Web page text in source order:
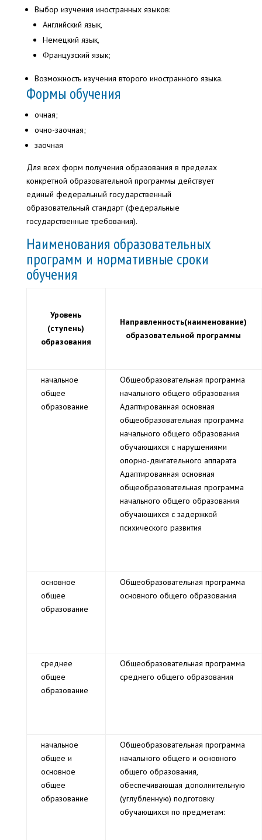
Выбор изучения иностранных языков:
Английский язык,
Немецкий язык,
Французский язык;
Возможность изучения второго иностранного языка.
Формы обучения
очная;
очно-заочная;
заочная
Для всех форм получения образования в пределах
конкретной образовательной программы действует
единый федеральный государственный
образовательный стандарт (федеральные
государственные требования).
Наименования образовательных
программ и нормативные сроки
обучения
Уровень
(ступень)
образования
Направленность(наименование)
образовательной программы
начальное
общее
образование
Общеобразовательная программа
начального общего образования
Адаптированная основная
общеобразовательная программа
начального общего образования
обучающихся с нарушениями
опорно-двигательного аппарата
Адаптированная основная
общеобразовательная программа
начального общего образования
обучающихся с задержкой
психического развития
основное
общее
образование
Общеобразовательная программа
основного общего образования
среднее
общее
образование
Общеобразовательная программа
среднего общего образования
начальное
общее и
основное
общее
образование
Общеобразовательная программа
начального общего и основного
общего образования,
обеспечивающая дополнительную
(углубленную) подготовку
обучающихся по предметам: